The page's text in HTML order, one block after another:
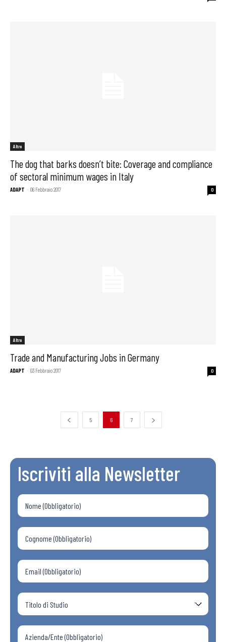
Altro
The dog that barks doesn’t bite: Coverage and compliance
of sectoral minimum wages in Italy
ADAPT - 06 Febbraio 2017 0
Altro
Trade and Manufacturing Jobs in Germany
ADAPT - 03 Febbraio 2017 0
5 6 7
Iscriviti alla Newsletter